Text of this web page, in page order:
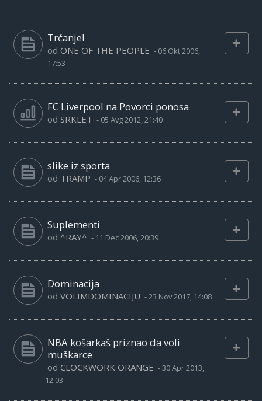
Trčanje!
od ONE OF THE PEOPLE - 06 Okt 2006,
17:53
FC Liverpool na Povorci ponosa
od SRKLET - 05 Avg 2012, 21:40
slike iz sporta
od TRAMP - 04 Apr 2006, 12:36
Suplementi
od ^RAY^ - 11 Dec 2006, 20:39
Dominacija
od VOLIMDOMINACIJU -23 Nov 2017, 14:08
NBA košarkaš priznao da voli
muškarce
od CLOCKWORK ORANGE -30 Apr 2013,
12:03